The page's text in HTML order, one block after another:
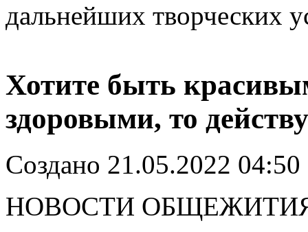
дальнейших творческих
Хотите быть
здоровыми, то
Создано 21.05.2022 04:50
НОВОСТИ